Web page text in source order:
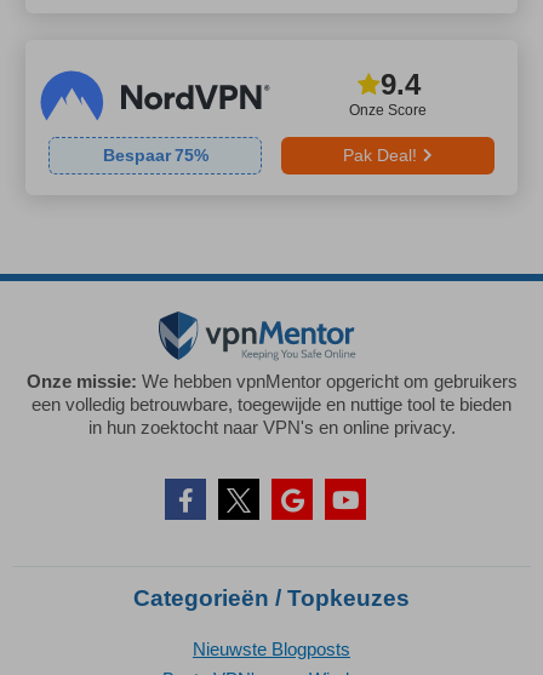
Onze Score
9.4
Bespaar 75% Pak Deal!
Onze missie: We hebben vpnMentor opgericht om gebruikers
een volledig betrouwbare, toegewijde en nuttige tool te bieden
in hun zoektocht naar VPN's en online privacy.
Categorieën / Topkeuzes
Nieuwste Blogposts